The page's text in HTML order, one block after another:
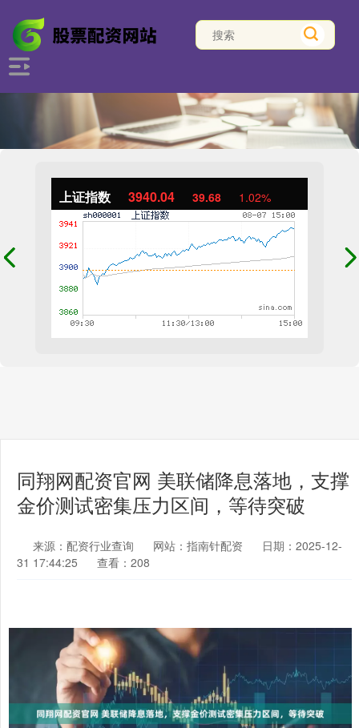
上证指数 3940.04 39.68 1.02%
同翔网配资官网 美联储降息落地，支撑
金价测试密集压力区间，等待突破
来源：配资行业查询 网站：指南针配资
日期：2025-12-
31 17:44:25
查看：208